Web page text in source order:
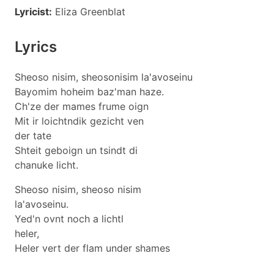
Lyricist: Eliza Greenblat
Lyrics
Sheoso nisim, sheosonisim la'avoseinu
Bayomim hoheim baz'man haze.
Ch'ze der mames frume oign
Mit ir loichtndik gezicht ven
der tate
Shteit geboign un tsindt di
chanuke licht.
Sheoso nisim, sheoso nisim
la'avoseinu.
Yed'n ovnt noch a lichtl
heler,
Heler vert der flam under shames